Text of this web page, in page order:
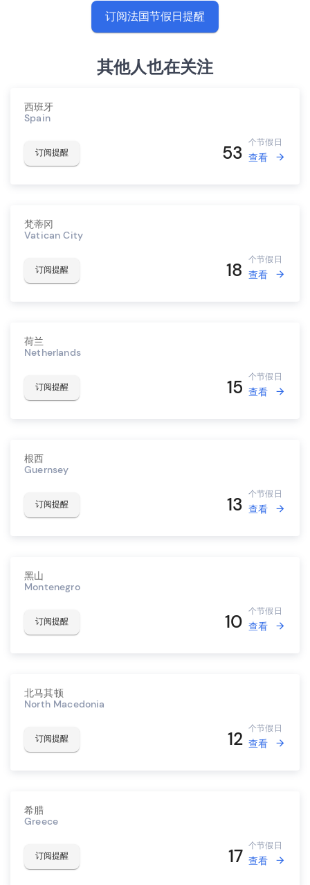
订阅法国节假日提醒
其他人也在关注
西班牙
Spain
订阅提醒 53 个节假日
查看
梵蒂冈
Vatican City
订阅提醒 18 个节假日
查看
荷兰
Netherlands
订阅提醒 15 个节假日
查看
根西
Guernsey
订阅提醒 13 个节假日
查看
黑山
Montenegro
订阅提醒 10 个节假日
查看
北马其顿
North Macedonia
订阅提醒 12 个节假日
查看
希腊
Greece
订阅提醒 17 个节假日
查看